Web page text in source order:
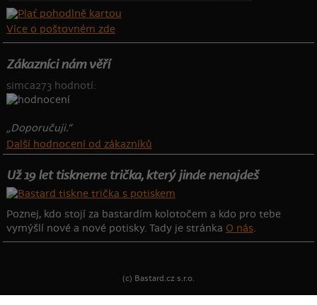
Více o poštovném zde
Zákazníci nám věří
simca273 hodnotí:
„Doporučuji.“
Další hodnocení od zákazníků
Už 19 let tiskneme trička, který jinde nenajdeš
Poznej, kdo stojí za bastardím kolotočem a kdo pro tebe
vymýšlí nové a nové potisky. Tady je stránka O nás.
(c) Bastard.cz s.r.o.